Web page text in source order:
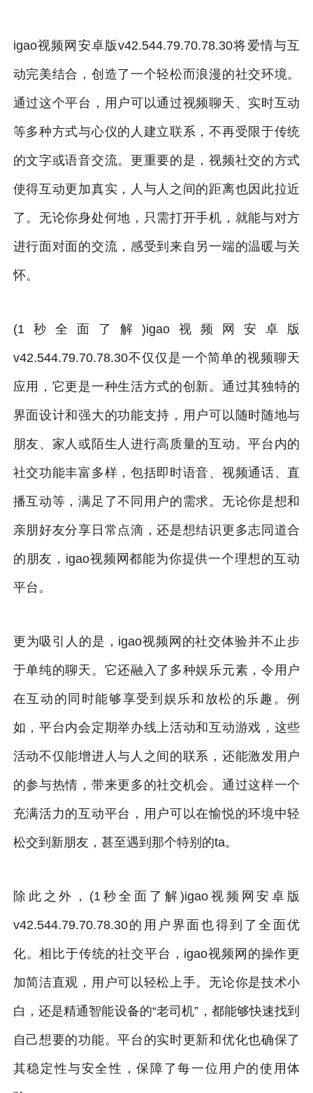
igao视频网安卓版v42.544.79.70.78.30将爱情与互
动完美结合，创造了一个轻松而浪漫的社交环境。
通过这个平台，用户可以通过视频聊天、实时互动
等多种方式与心仪的人建立联系，不再受限于传统
的文字或语音交流。更重要的是，视频社交的方式
使得互动更加真实，人与人之间的距离也因此拉近
了。无论你身处何地，只需打开手机，就能与对方
进行面对面的交流，感受到来自另一端的温暖与关
怀。
(1秒全面了解)igao视频网安卓版
v42.544.79.70.78.30不仅仅是一个简单的视频聊天
应用，它更是一种生活方式的创新。通过其独特的
界面设计和强大的功能支持，用户可以随时随地与
朋友、家人或陌生人进行高质量的互动。平台内的
社交功能丰富多样，包括即时语音、视频通话、直
播互动等，满足了不同用户的需求。无论你是想和
亲朋好友分享日常点滴，还是想结识更多志同道合
的朋友，igao视频网都能为你提供一个理想的互动
平台。
更为吸引人的是，igao视频网的社交体验并不止步
于单纯的聊天。它还融入了多种娱乐元素，令用户
在互动的同时能够享受到娱乐和放松的乐趣。例
如，平台内会定期举办线上活动和互动游戏，这些
活动不仅能增进人与人之间的联系，还能激发用户
的参与热情，带来更多的社交机会。通过这样一个
充满活力的互动平台，用户可以在愉悦的环境中轻
松交到新朋友，甚至遇到那个特别的ta。
除此之外，(1秒全面了解)igao视频网安卓版
v42.544.79.70.78.30的用户界面也得到了全面优
化。相比于传统的社交平台，igao视频网的操作更
加简洁直观，用户可以轻松上手。无论你是技术小
白，还是精通智能设备的“老司机”，都能够快速找到
自己想要的功能。平台的实时更新和优化也确保了
其稳定性与安全性，保障了每一位用户的使用体